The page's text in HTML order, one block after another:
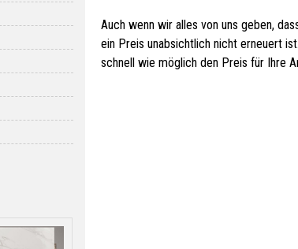
Auch wenn wir alles von uns geben,
ein Preis unabsichtlich nicht erneuert
schnell wie möglich den Preis für Ihre